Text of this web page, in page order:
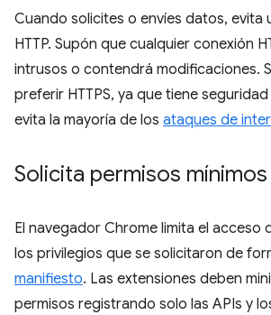
Cuando solicites o envíes datos, evita
HTTP. Supón que cualquier conexión
intrusos o contendrá modificaciones.
preferir HTTPS, ya que tiene
evita la mayoría de los ataques de
Solicita permisos mínimos
El navegador Chrome limita el acceso
los privilegios que se solicitaron de
manifiesto. Las extensiones deben
permisos registrando solo las APIs y